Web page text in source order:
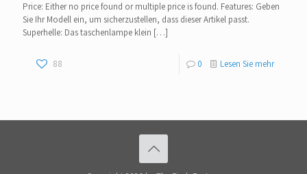
Price: Either no price found or multiple price is found. Features: Geben
Sie Ihr Modell ein, um sicherzustellen, dass dieser Artikel passt.
Superhelle: Das taschenlampe klein […]
88 0 Lesen Sie mehr